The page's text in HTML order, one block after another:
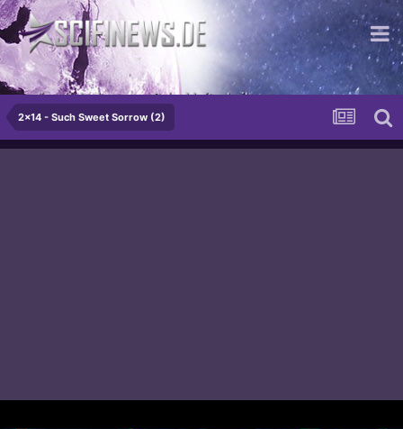
...die mit der besseren Beischlaftechnik.
2x14 - Such Sweet Sorrow (2)